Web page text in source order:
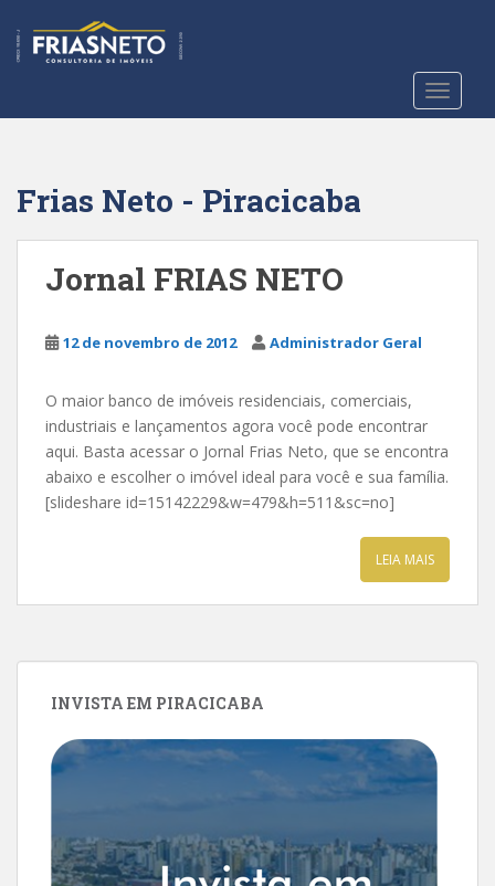
t
Frias Neto - Piracicaba
Jornal FRIAS NETO
12 de novembro de 2012 Administrador Geral
O maior banco de imóveis residenciais, comerciais,
industriais e lançamentos agora você pode encontrar
aqui. Basta acessar o Jornal Frias Neto, que se encontra
abaixo e escolher o imóvel ideal para você e sua família.
[slideshare id=15142229&w=479&h=511&sc=no]
LEIA MAIS
INVISTA EM PIRACICABA